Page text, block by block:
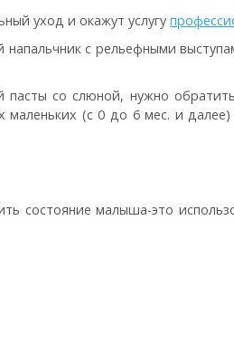
уход и окажут услугу
с рельефными
со слюной, нужно
(с 0 до 6 мес. и
состояние малыша-это